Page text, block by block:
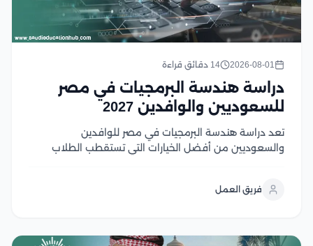
2026-08-01 14 دقائق قراءة
دراسة هندسة البرمجيات في مصر
للسعوديين والوافدين 2027
تعد دراسة هندسة البرمجيات في مصر للوافدين
والسعوديين من أفضل الخيارات التي تستقطب الطلاب
الوظيفية محليًا ودوليًا، وتوفر الجامعات المصرية برامج
فريق العمل